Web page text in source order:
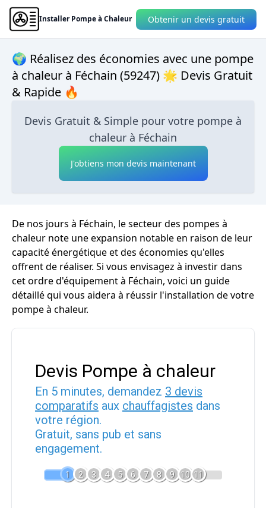
Installer Pompe à Chaleur Obtenir un devis gratuit
🌍 Réalisez des économies avec une pompe
à chaleur à Féchain (59247) 🌟 Devis Gratuit
& Rapide 🔥
Devis Gratuit & Simple pour votre pompe à
chaleur à Féchain
J'obtiens mon devis maintenant
De nos jours à Féchain, le secteur des pompes à
chaleur note une expansion notable en raison de leur
capacité énergétique et des économies qu'elles
offrent de réaliser. Si vous envisagez à investir dans
cet ordre d'équipement à Féchain, voici un guide
détaillé qui vous aidera à réussir l'installation de votre
pompe à chaleur.
Devis Pompe à chaleur
En 5 minutes, demandez 3 devis
comparatifs aux chauffagistes dans
votre région.
Gratuit, sans pub et sans
engagement.
1 2 3 4 5 6 7 8 9 10 11